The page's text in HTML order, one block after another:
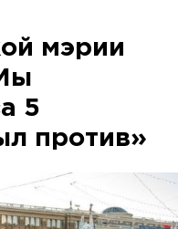
мэрии
5
против»